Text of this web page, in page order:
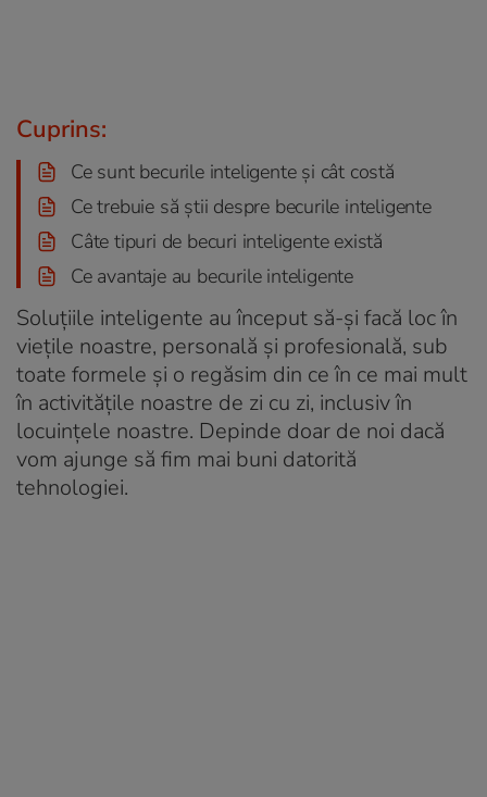
Cuprins:
Ce sunt becurile inteligente și cât costă
Ce trebuie să știi despre becurile inteligente
Câte tipuri de becuri inteligente există
Ce avantaje au becurile inteligente
Soluțiile inteligente au început să-și facă loc în
viețile noastre, personală și profesională, sub
toate formele și o regăsim din ce în ce mai mult
în activitățile noastre de zi cu zi, inclusiv în
locuințele noastre. Depinde doar de noi dacă
vom ajunge să fim mai buni datorită
tehnologiei.